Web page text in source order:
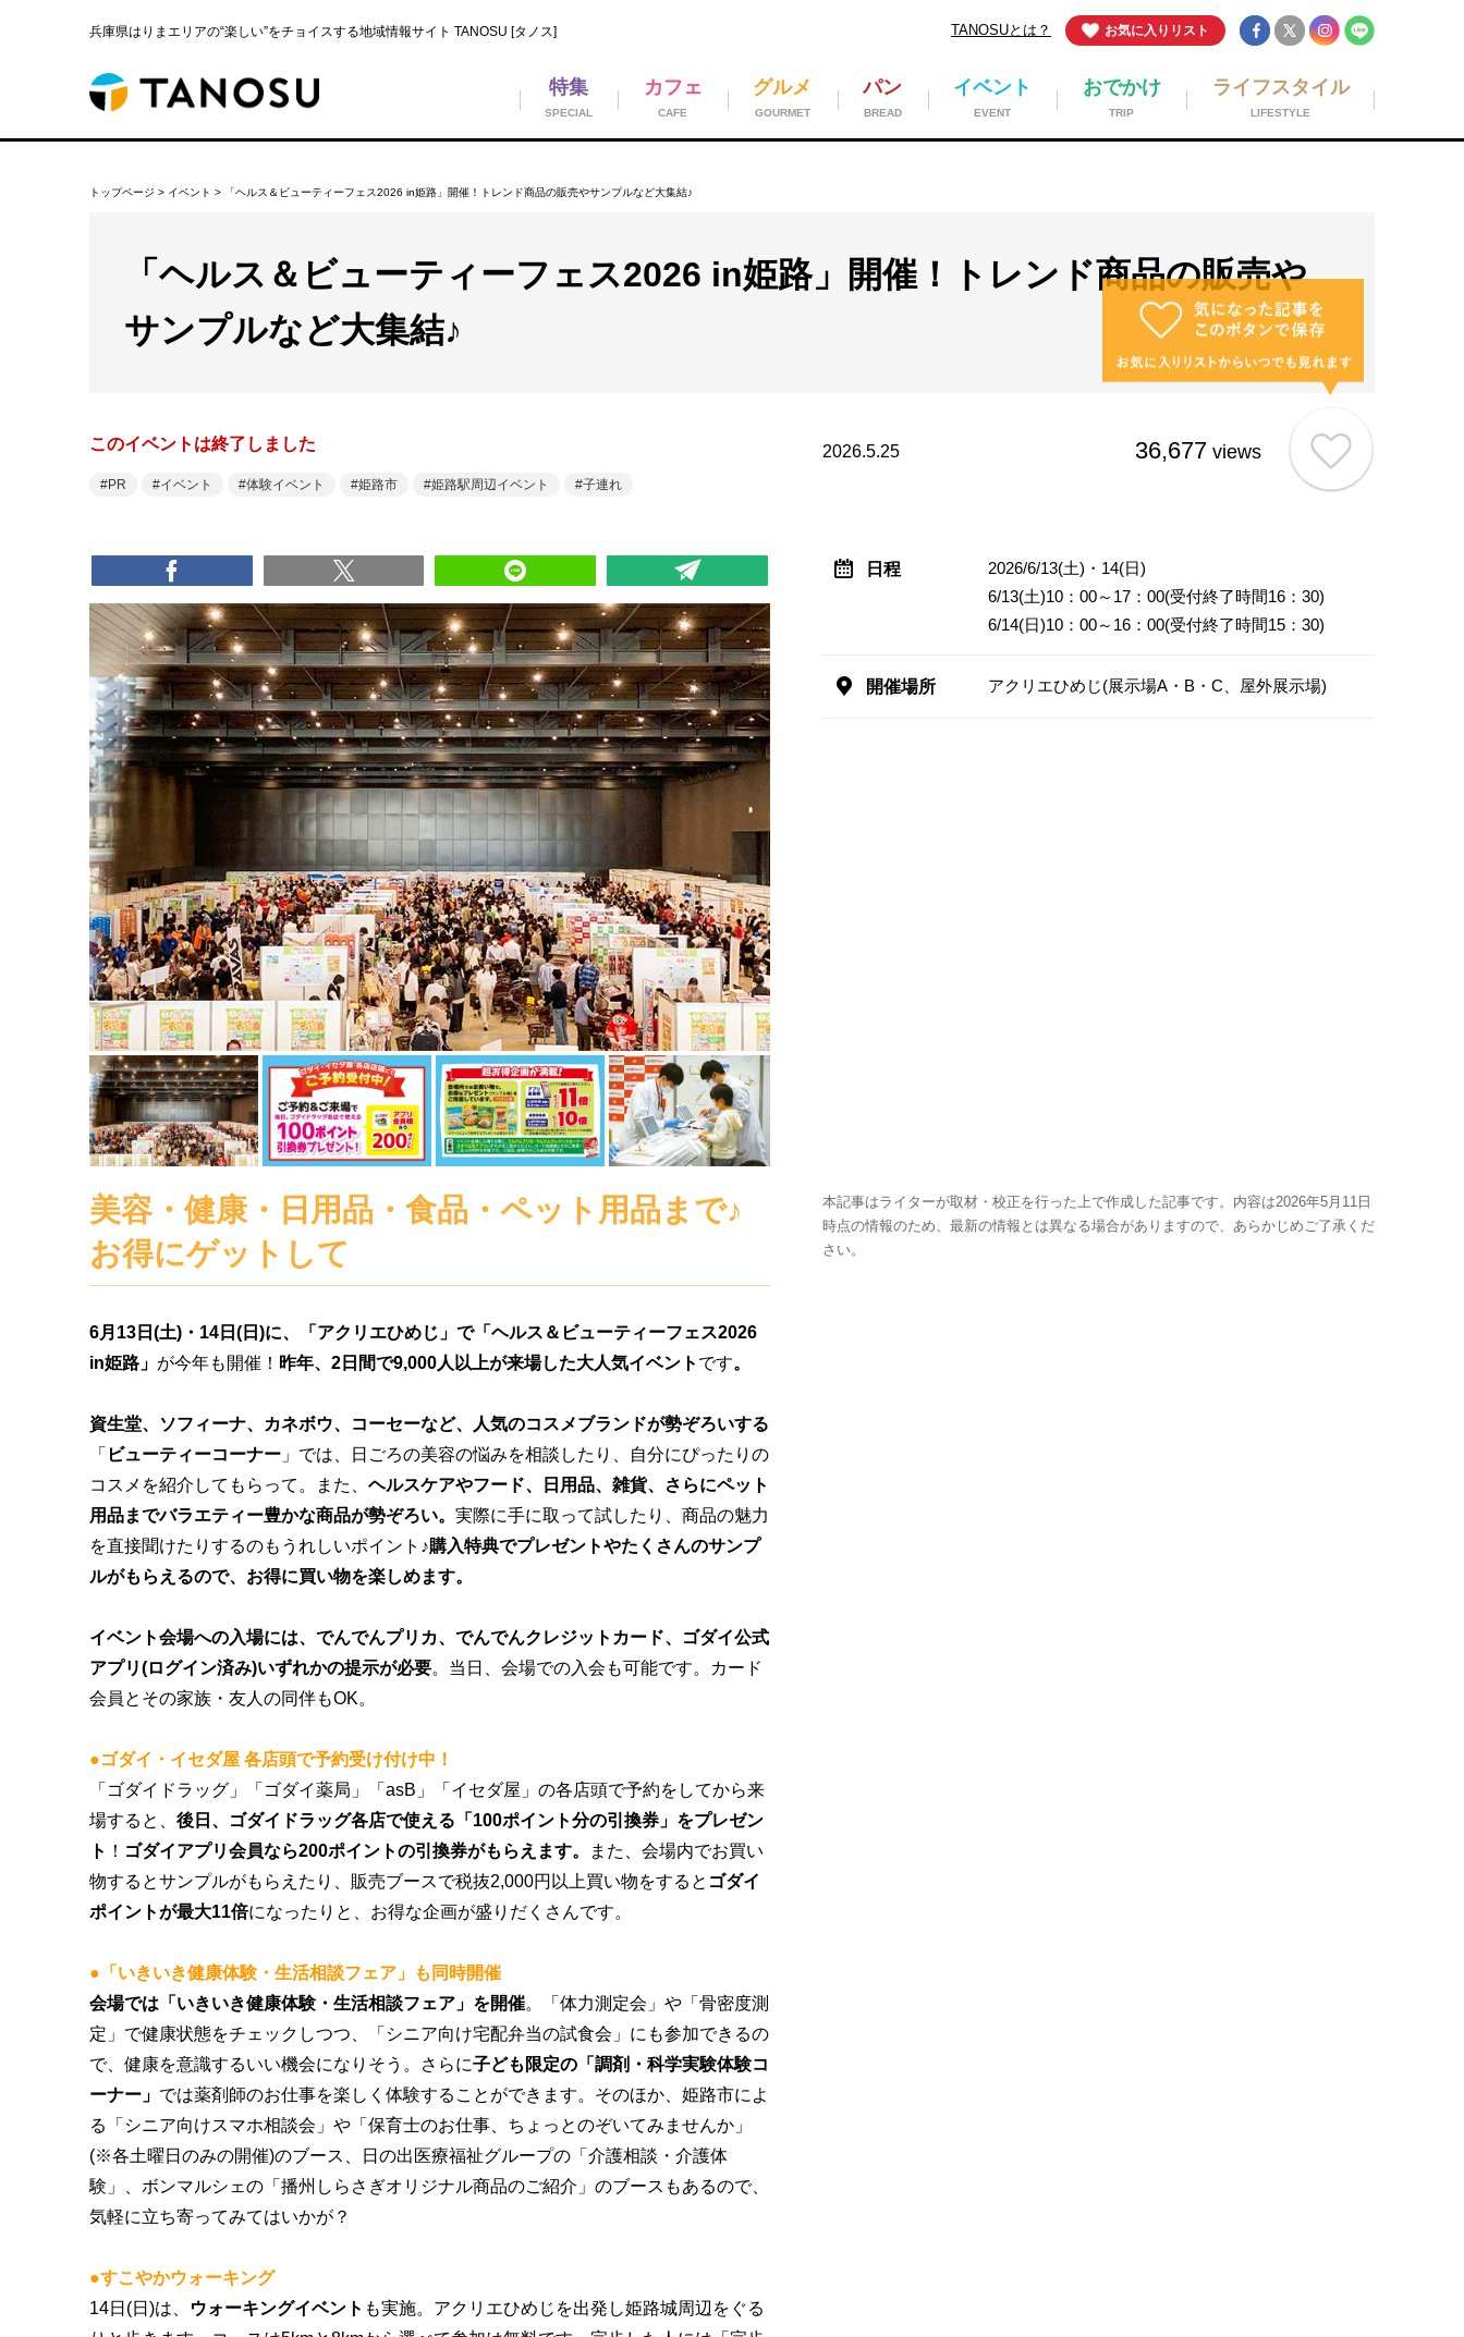
兵庫県はりまエリアの“楽しい”をチョイスする地域情報サイト TANOSU [タノス] お気に入りリスト
TANOSUとは？
ライフスタイル
LIFESTYLE
おでかけ
TRIP
イベント
EVENT
パン
BREAD
グルメ
GOURMET
カフェ
CAFE
特集
SPECIAL
トップページ > イベント > 「ヘルス＆ビューティーフェス2026 in姫路」開催！トレンド商品の販売やサンプルなど大集結♪
「ヘルス＆ビューティーフェス2026 in姫路」開催！トレンド商品の販売や
サンプルなど大集結♪
このイベントは終了しました
PR イベント 体験イベント 姫路市 姫路駅周辺イベント 子連れ
2026.5.25 36,677 views
美容・健康・日用品・食品・ペット用品まで♪
お得にゲットして
6月13日(土)・14日(日)に、「アクリエひめじ」で「ヘルス＆ビューティーフェス2026
in姫路」 が今年も開催！ 昨年、2日間で9,000人以上が来場した大人気イベント です。
資生堂、ソフィーナ、カネボウ、コーセーなど、人気のコスメブランドが勢ぞろいする
「 ビューティーコーナー 」では、日ごろの美容の悩みを相談したり、自分にぴったりの
コスメを紹介してもらって。また、 ヘルスケアやフード、日用品、雑貨、さらにペット
用品までバラエティー豊かな商品が勢ぞろい。 実際に手に取って試したり、商品の魅力
を直接聞けたりするのもうれしいポイント♪購入特典でプレゼントやたくさんのサンプ
ルがもらえるので、お得に買い物を楽しめます。
イベント会場への入場には、でんでんプリカ、でんでんクレジットカード、ゴダイ公式
アプリ(ログイン済み)いずれかの提示が必要。当日、会場での入会も可能です。カード
会員とその家族・友人の同伴もOK。
●ゴダイ・イセダ屋 各店頭で予約受け付け中！
「ゴダイドラッグ」「ゴダイ薬局」「asB」「イセダ屋」の各店頭で予約をしてから来
場すると、 後 日、ゴダイドラッグ各店で使える「100ポイント分の引換券」をプレゼン
ト ！ ゴダイアプリ会員なら200ポイントの引換券がもらえます。
また、会場内でお買い
物するとサンプルがもらえたり、販売ブースで税抜2,000円以上買い物をすると ゴダイ
ポイントが最大11倍になったりと、お得な企画が盛りだくさんです。
●「いきいき健康体験・生活相談フェア」も同時開催
会場では「いきいき健康体験・生活相談フェア」を開催。「体力測定会」や「骨密度測
定」で健康状態をチェックしつつ、「シニア向け宅配弁当の試食会」にも参加できるの
で、健康を意識するいい機会になりそう。さらに子ども限定の「調剤・科学実験体験コ
ーナー」 では薬剤師のお仕事を楽しく体験することができます。 そのほか、姫路市によ
る「シニア向けスマホ相談会」や「保育士のお仕事、ちょっとのぞいてみませんか」
(※各土曜日のみの開催)のブース、日の出医療福祉グループの「介護相談・介護体
験」、ボンマルシェの「播州しらさぎオリジナル商品のご紹介」のブースもあるので、
気軽に立ち寄ってみてはいかが？
●すこやかウォーキング
14日(日)は、
ウォーキングイベント も実施。アクリエひめじを出発し姫路城周辺をぐる
日程
2026/6/13(土)・14(日)
6/13(土)10：00～17：00(受付終了時間16：30)
6/14(日)10：00～16：00(受付終了時間15：30)
開催場所 アクリエひめじ(展示場A・B・C、屋外展示場)
本記事はライターが取材・校正を行った上で作成した記事です。内容は2026年5月11日
時点の情報のため、最新の情報とは異なる場合がありますので、あらかじめご了承くだ
さい。